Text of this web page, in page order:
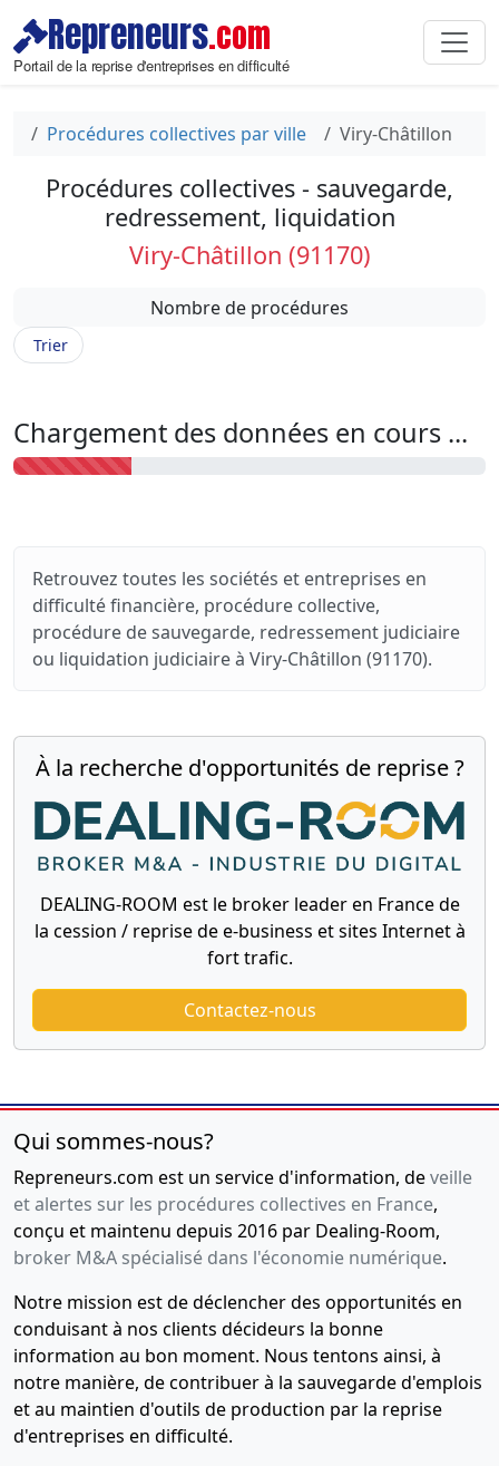
Repreneurs.com
Portail de la reprise d'entreprises en difficulté
Procédures collectives par ville Viry-Châtillon
Procédures collectives - sauvegarde,
redressement, liquidation
Viry-Châtillon (91170)
Nombre de procédures
Trier
Chargement des données en cours ...
Retrouvez toutes les sociétés et entreprises en
difficulté financière, procédure collective,
procédure de sauvegarde, redressement judiciaire
ou liquidation judiciaire à Viry-Châtillon (91170).
À la recherche d'opportunités de reprise ?
DEALING-ROOM est le broker leader en France de
la cession / reprise de e-business et sites Internet à
fort trafic.
Contactez-nous
Qui sommes-nous?
Repreneurs.com est un service d'information, deveille
et alertes sur les procédures collectives en France,
conçu et maintenu depuis 2016 par Dealing-Room,
broker M&A spécialisé dans l'économie numérique.
Notre mission est de déclencher des opportunités en
conduisant à nos clients décideurs la bonne
information au bon moment. Nous tentons ainsi, à
notre manière, de contribuer à la sauvegarde d'emplois
et au maintien d'outils de production par la reprise
d'entreprises en difficulté.